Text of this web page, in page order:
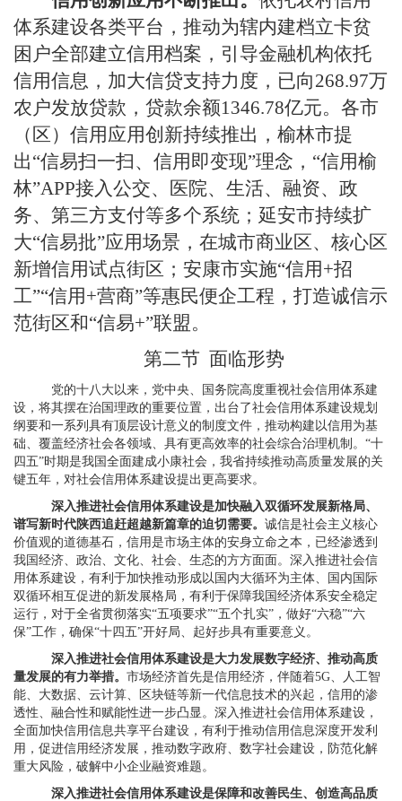
体系建设各类平台，推动为辖内建档立卡贫
困户全部建立信用档案，引导金融机构依托
信用信息，加大信贷支持力度，已向268.97万
农户发放贷款，贷款余额1346.78亿元。各市
（区）信用应用创新持续推出，榆林市提
出“信易扫一扫、信用即变现”理念，“信用榆
林”APP接入公交、医院、生活、融资、政
务、第三方支付等多个系统；延安市持续扩
大“信易批”应用场景，在城市商业区、核心区
新增信用试点街区；安康市实施“信用+招
工”“信用+营商”等惠民便企工程，打造诚信示
范街区和“信易+”联盟。
第二节 面临形势
党的十八大以来，党中央、国务院高度重视社会信用体系建
设，将其摆在治国理政的重要位置，出台了社会信用体系建设规划
纲要和一系列具有顶层设计意义的制度文件，推动构建以信用为基
础、覆盖经济社会各领域、具有更高效率的社会综合治理机制。“十
四五”时期是我国全面建成小康社会，我省持续推动高质量发展的关
键五年，对社会信用体系建设提出更高要求。
深入推进社会信用体系建设是加快融入双循环发展新格局、
谱写新时代陕西追赶超越新篇章的迫切需要。 诚信是社会主义核心
价值观的道德基石，信用是市场主体的安身立命之本，已经渗透到
我国经济、政治、文化、社会、生态的方方面面。深入推进社会信
用体系建设，有利于加快推动形成以国内大循环为主体、国内国际
双循环相互促进的新发展格局，有利于保障我国经济体系安全稳定
运行，对于全省贯彻落实“五项要求”“五个扎实”，做好“六稳”“六
保”工作，确保“十四五”开好局、起好步具有重要意义。
深入推进社会信用体系建设是大力发展数字经济、推动高质
量发展的有力举措。 市场经济首先是信用经济，伴随着5G、人工智
能、大数据、云计算、区块链等新一代信息技术的兴起，信用的渗
透性、融合性和赋能性进一步凸显。深入推进社会信用体系建设，
全面加快信用信息共享平台建设，有利于推动信用信息深度开发利
用，促进信用经济发展，推动数字政府、数字社会建设，防范化解
重大风险，破解中小企业融资难题。
深入推进社会信用体系建设是保障和改善民生、创造高品质